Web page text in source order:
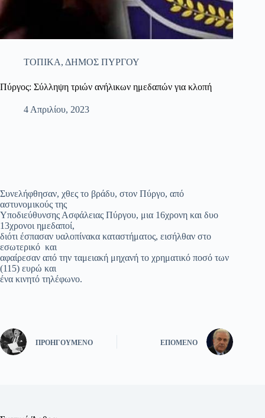
ΤΟΠΙΚΑ, ΔΗΜΟΣ ΠΥΡΓΟΥ
Πύργος: Σύλληψη τριών ανήλικων ημεδαπών για κλοπή
4 Απριλίου, 2023
Συνελήφθησαν, χθες το βράδυ, στον Πύργο, από
αστυνομικούς της
Υποδιεύθυνσης Ασφάλειας Πύργου, μια 16χρονη και δυο
13χρονοι ημεδαποί,
διότι έσπασαν υαλοπίνακα καταστήματος, εισήλθαν στο
εσωτερικό και
αφαίρεσαν από την ταμειακή μηχανή το χρηματικό ποσό των
(115) ευρώ και
ένα κινητό τηλέφωνο.
ΠΡΟΗΓΟΎΜΕΝΟ ΕΠΌΜΕΝΟ